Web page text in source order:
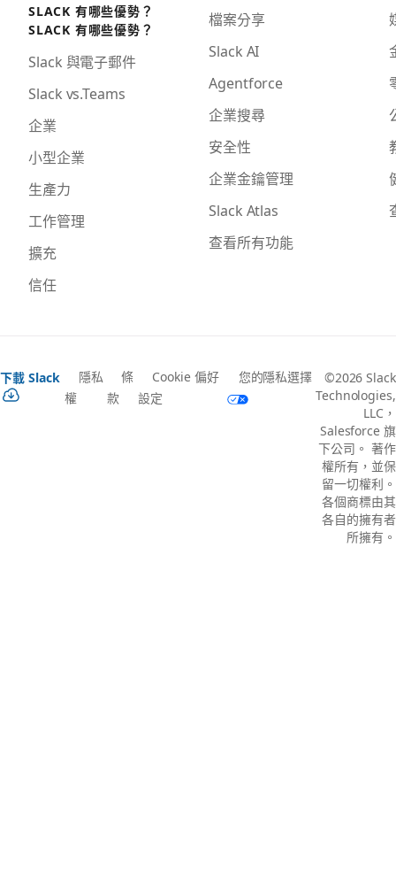
SLACK 有哪些優勢？
SLACK 有哪些優勢？
Slack 與電子郵件
Slack vs.Teams
企業
小型企業
生產力
工作管理
擴充
信任
檔案分享
Slack AI
Agentforce
企業搜尋
安全性
企業金鑰管理
Slack Atlas
查看所有功能
下載 Slack
隱私
權
條
款
Cookie 偏好
設定
您的隱私選擇
©2026 Slack
Technologies,
LLC，
Salesforce 旗
下公司。 著作
權所有，並保
留一切權利。
各個商標由其
各自的擁有者
所擁有。